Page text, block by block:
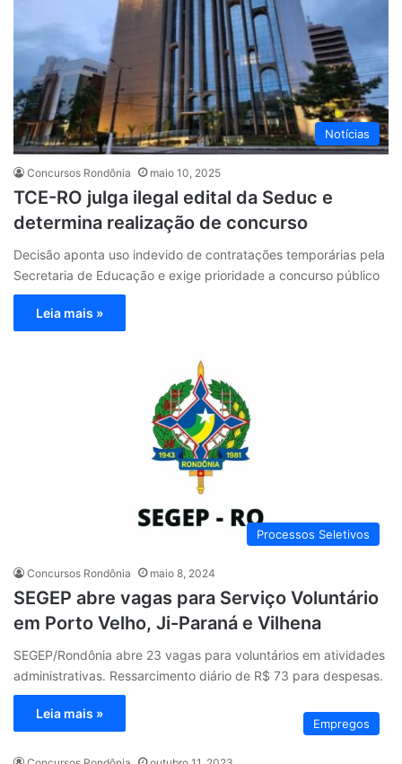
Notícias
Concursos Rondônia maio 10, 2025
TCE-RO julga ilegal edital da Seduc e
determina realização de concurso
Decisão aponta uso indevido de contratações temporárias pela
Secretaria de Educação e exige prioridade a concurso público
Leia mais »
Processos Seletivos
Concursos Rondônia maio 8, 2024
SEGEP abre vagas para Serviço Voluntário
em Porto Velho, Ji-Paraná e Vilhena
SEGEP/Rondônia abre 23 vagas para voluntários em atividades
administrativas. Ressarcimento diário de R$ 73 para despesas.
Leia mais »
Empregos